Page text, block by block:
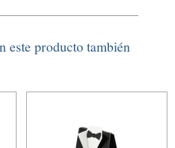
este producto también